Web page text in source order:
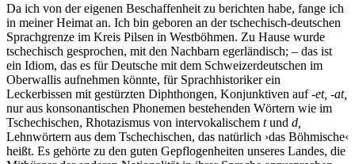
Da ich von der eigenen Beschaffenheit zu berichten habe, fange ich
in meiner Heimat an. Ich bin geboren an der tschechisch-deutschen
Sprachgrenze im Kreis Pilsen in Westböhmen. Zu Hause wurde
tschechisch gesprochen, mit den Nachbarn egerländisch; – das ist
ein Idiom, das es für Deutsche mit dem Schweizerdeutschen im
Oberwallis aufnehmen könnte, für Sprachhistoriker ein
Leckerbissen mit gestürzten Diphthongen, Konjunktiven auf-et, -at,
nur aus konsonantischen Phonemen bestehenden Wörtern wie im
Tschechischen, Rhotazismus von intervokalischem tund d,
Lehnwörtern aus dem Tschechischen, das natürlich ›das Böhmische‹
heißt. Es gehörte zu den guten Gepflogenheiten unseres Landes, die